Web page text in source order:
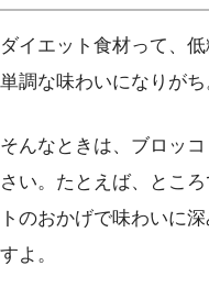
ダイエット食材って、
単調な味わいになりがち
そんなときは、ブロッ
さい。たとえば、とこ
トのおかげで味わいに
すよ。